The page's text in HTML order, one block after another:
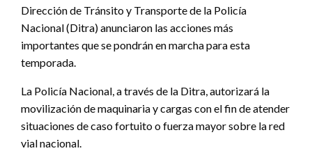
Dirección de Tránsito y Transporte de la Policía
Nacional (Ditra) anunciaron las acciones más
importantes que se pondrán en marcha para esta
temporada.
La Policía Nacional, a través de la Ditra, autorizará la
movilización de maquinaria y cargas con el fin de atender
situaciones de caso fortuito o fuerza mayor sobre la red
vial nacional.